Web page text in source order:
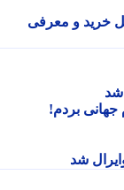
و معرفی
بردم!
شد